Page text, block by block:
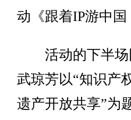
动《跟着IP游中
活动的下半场
武琼芳以“知识产
遗产开放共享”为